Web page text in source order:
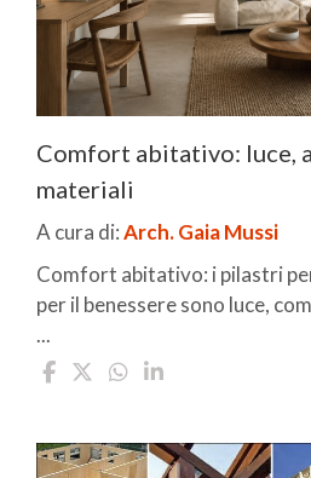
Comfort abitativo: luce,
materiali
A cura di:Arch. Gaia Mussi
Comfort abitativo: i pilastri
per il benessere sono luce,
...